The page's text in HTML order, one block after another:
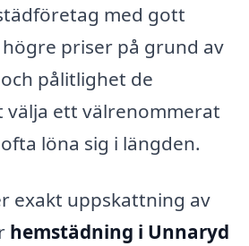
med gott
priser på grund av
pålitlighet de
välja ett välrenommerat
löna sig i längden.
exakt uppskattning av
hemstädning i Unnaryd